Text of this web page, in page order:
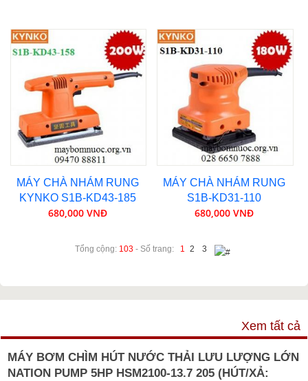
MÁY CHÀ NHÁM RUNG
KYNKO S1B-KD43-185
680,000 VNĐ
MÁY CHÀ NHÁM RUNG
S1B-KD31-110
680,000 VNĐ
Tổng cộng: 103 - Số trang: 1 2 3
Xem tất cả
MÁY BƠM CHÌM HÚT NƯỚC THẢI LƯU LƯỢNG LỚN
NATION PUMP 5HP HSM2100-13.7 205 (HÚT/XẢ: